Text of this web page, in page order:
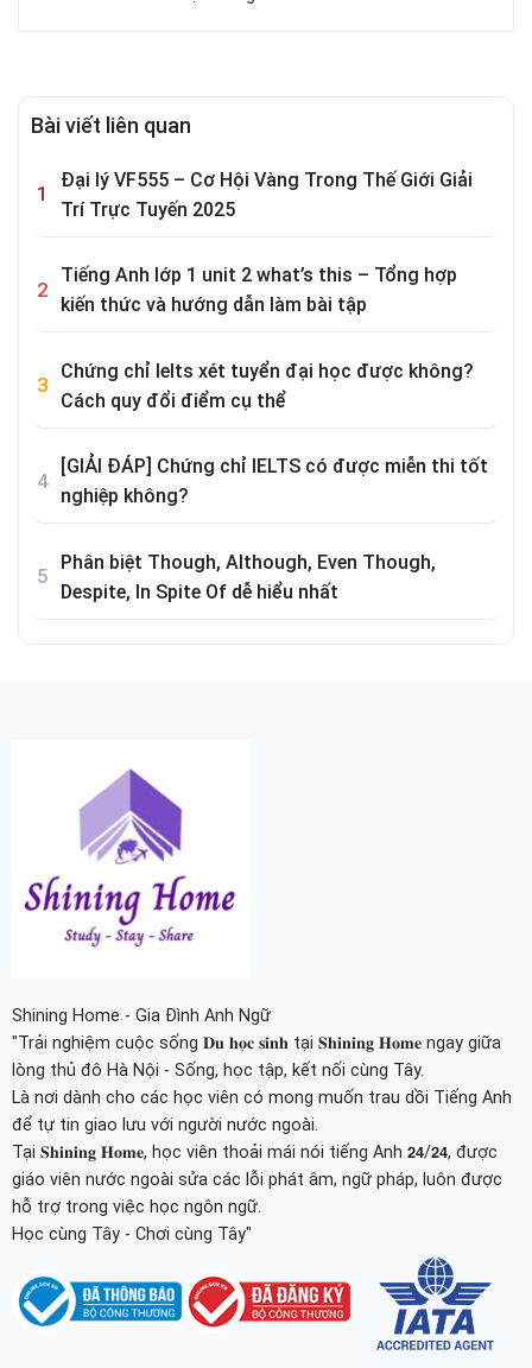
Bài viết liên quan
Đại lý VF555 – Cơ Hội Vàng Trong Thế Giới Giải
Trí Trực Tuyến 2025
Tiếng Anh lớp 1 unit 2 what’s this – Tổng hợp
kiến thức và hướng dẫn làm bài tập
Chứng chỉ Ielts xét tuyển đại học được không?
Cách quy đổi điểm cụ thể
[GIẢI ĐÁP] Chứng chỉ IELTS có được miễn thi tốt
nghiệp không?
Phân biệt Though, Although, Even Though,
Despite, In Spite Of dễ hiểu nhất
Shining Home - Gia Đình Anh Ngữ
"Trải nghiệm cuộc sống 𝐃𝐮 𝐡𝐨̣𝐜 𝐬𝐢𝐧𝐡 tại 𝐒𝐡𝐢𝐧𝐢𝐧𝐠 𝐇𝐨𝐦𝐞 ngay giữa
lòng thủ đô Hà Nội - Sống, học tập, kết nối cùng Tây.
Là nơi dành cho các học viên có mong muốn trau dồi Tiếng Anh
để tự tin giao lưu với người nước ngoài.
Tại 𝐒𝐡𝐢𝐧𝐢𝐧𝐠 𝐇𝐨𝐦𝐞, học viên thoải mái nói tiếng Anh 𝟮𝟰/𝟮𝟰, được
giáo viên nước ngoài sửa các lỗi phát âm, ngữ pháp, luôn được
hỗ trợ trong việc học ngôn ngữ.
Học cùng Tây - Chơi cùng Tây"